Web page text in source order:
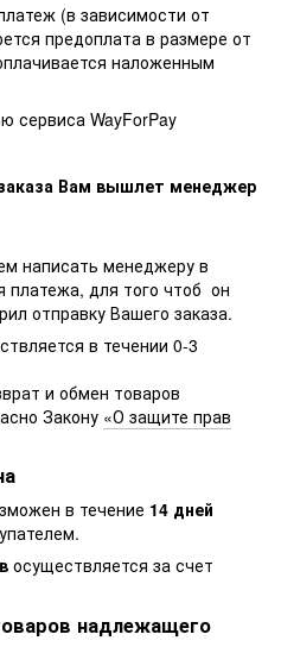
(в зависимости от
предоплата в размере от
наложенным
сервиса WayForPay
Вам вышлет менеджер
написать менеджеру в
для того чтоб он
отправку Вашего заказа.
в течении 0-3
и обмен товаров
Закону «О защите прав
в течение 14 дней
осуществляется за счет
надлежащего